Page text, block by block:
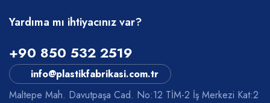
Yardıma mı ihtiyacınız var?
+90 850 532 2519
info@plastikfabrikasi.com.tr
Maltepe Mah. Davutpaşa Cad. No:12 TİM-2 İş Merkezi Kat:2